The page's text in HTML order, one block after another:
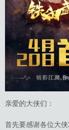
亲爱的大侠们：
首先要感谢各位大